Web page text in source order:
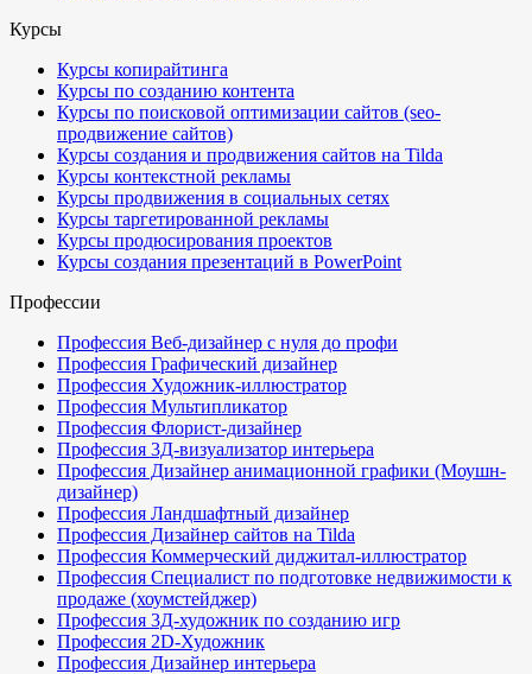
Курсы
Курсы копирайтинга
Курсы по созданию контента
Курсы по поисковой оптимизации сайтов (seo-
продвижение сайтов)
Курсы создания и продвижения сайтов на Tilda
Курсы контекстной рекламы
Курсы продвижения в социальных сетях
Курсы таргетированной рекламы
Курсы продюсирования проектов
Курсы создания презентаций в PowerPoint
Профессии
Профессия Веб-дизайнер с нуля до профи
Профессия Графический дизайнер
Профессия Художник-иллюстратор
Профессия Мультипликатор
Профессия Флорист-дизайнер
Профессия 3Д-визуализатор интерьера
Профессия Дизайнер анимационной графики (Моушн-
дизайнер)
Профессия Ландшафтный дизайнер
Профессия Дизайнер сайтов на Tilda
Профессия Коммерческий диджитал-иллюстратор
Профессия Специалист по подготовке недвижимости к
продаже (хоумстейджер)
Профессия 3Д-художник по созданию игр
Профессия 2D-Художник
Профессия Дизайнер интерьера